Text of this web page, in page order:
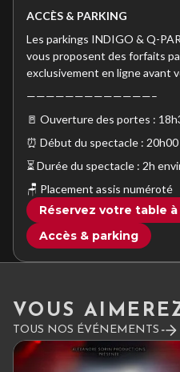
ACCÈS & PARKING
Les parkings INDIGO & Q-
vous proposent des forfaits
exclusivement en ligne avant
—————————————–
🚪 Ouverture des portes :
⏰ Début du spectacle : 20h00
⏳ Durée du spectacle : 2h
🪑 Placement assis numéroté
Réservez votre table
Accès & parking
VOUS
TOUS NOS ÉVÉNEMENTS